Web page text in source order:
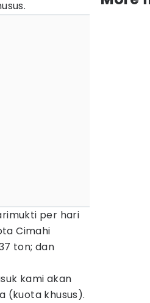
per hari
Cimahi
ton; dan
kami akan
(kuota khusus).